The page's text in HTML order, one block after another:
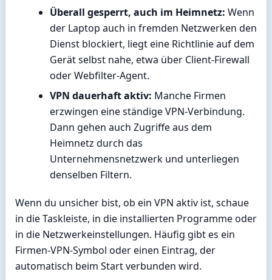
Überall gesperrt, auch im Heimnetz: Wenn
der Laptop auch in fremden Netzwerken den
Dienst blockiert, liegt eine Richtlinie auf dem
Gerät selbst nahe, etwa über Client-Firewall
oder Webfilter-Agent.
VPN dauerhaft aktiv: Manche Firmen
erzwingen eine ständige VPN-Verbindung.
Dann gehen auch Zugriffe aus dem
Heimnetz durch das
Unternehmensnetzwerk und unterliegen
denselben Filtern.
Wenn du unsicher bist, ob ein VPN aktiv ist, schaue
in die Taskleiste, in die installierten Programme oder
in die Netzwerkeinstellungen. Häufig gibt es ein
Firmen-VPN-Symbol oder einen Eintrag, der
automatisch beim Start verbunden wird.